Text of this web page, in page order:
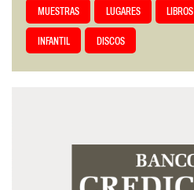
MUESTRAS LUGARES LIBROS
INFANTIL DISCOS